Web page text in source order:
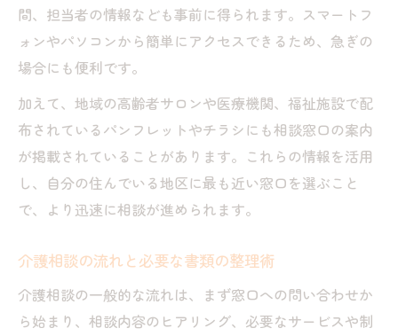
間、担当者の情報なども事前に得られます。スマートフ
ォンやパソコンから簡単にアクセスできるため、急ぎの
場合にも便利です。
加えて、地域の高齢者サロンや医療機関、福祉施設で配
布されているパンフレットやチラシにも相談窓口の案内
が掲載されていることがあります。これらの情報を活用
し、自分の住んでいる地区に最も近い窓口を選ぶこと
で、より迅速に相談が進められます。
介護相談の流れと必要な書類の整理術
介護相談の一般的な流れは、まず窓口への問い合わせか
ら始まり、相談内容のヒアリング、必要なサービスや制